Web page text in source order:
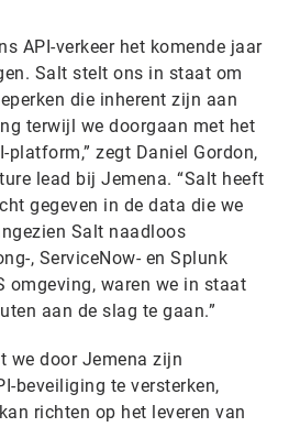
API-verkeer het komende jaar
Salt stelt ons in staat om
die inherent zijn aan
terwijl we doorgaan met het
platform,” zegt Daniel Gordon,
lead bij Jemena. “Salt heeft
gegeven in de data die we
Salt naadloos
, ServiceNow- en Splunk
omgeving, waren we in staat
aan de slag te gaan.”
we door Jemena zijn
beveiliging te versterken,
richten op het leveren van